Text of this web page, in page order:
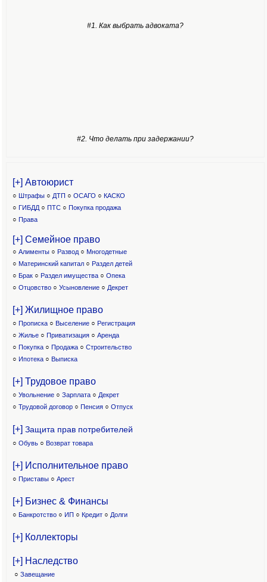
#1. Как выбрать адвоката?
#2. Что делать при задержании?
[+] Автоюрист
○ Штрафы ○ ДТП ○ ОСАГО ○ КАСКО
○ ГИБДД ○ ПТС ○ Покупка продажа
○ Права
[+] Семейное право
○ Алименты ○ Развод ○ Многодетные
○ Материнский капитал○ Раздел детей
○ Брак ○ Раздел имущества ○ Опека
○ Отцовство○ Усыновление ○ Декрет
[+] Жилищное право
○ Прописка ○ Выселение ○ Регистрация
○ Жилье ○ Приватизация ○ Аренда
○ Покупка ○ Продажа ○ Строительство
○ Ипотека ○ Выписка
[+] Трудовое право
○ Увольнение ○ Зарплата ○ Декрет
○ Трудовой договор ○ Пенсия ○ Отпуск
[+] Защита прав потребителей
○ Обувь ○ Возврат товара
[+] Исполнительное право
○ Приставы ○ Арест
[+] Бизнес & Финансы
○ Банкротство ○ ИП ○ Кредит ○ Долги
[+] Коллекторы
[+] Наследство
○ Завещание